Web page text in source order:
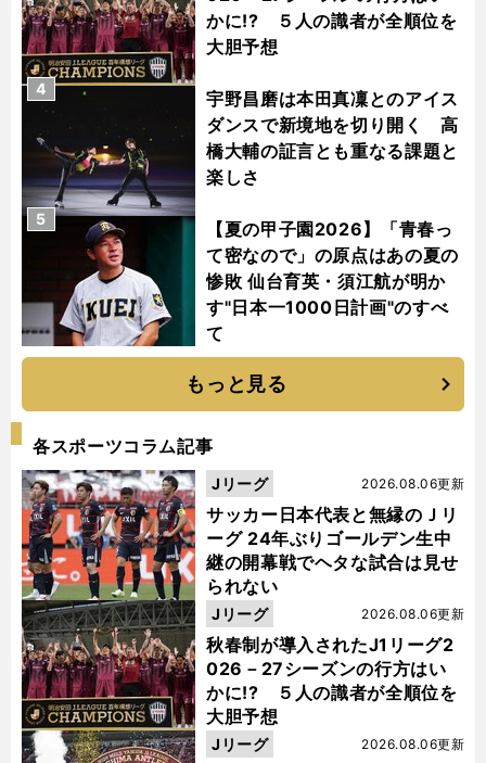
かに!? ５人の識者が全順位を
大胆予想
宇野昌磨は本田真凜とのアイス
ダンスで新境地を切り開く 高
橋大輔の証言とも重なる課題と
楽しさ
4
【夏の甲子園2026】「青春っ
て密なので」の原点はあの夏の
惨敗 仙台育英・須江航が明か
す"日本一1000日計画"のすべ
て
5
もっと見る
各スポーツコラム記事
サッカー日本代表と無縁のＪリ
ーグ 24年ぶりゴールデン生中
継の開幕戦でヘタな試合は見せ
られない
2026.08.06更新
Jリーグ
秋春制が導入されたJ1リーグ2
026－27シーズンの行方はい
かに!? ５人の識者が全順位を
大胆予想
2026.08.06更新
Jリーグ
2026.08.06更新
Jリーグ